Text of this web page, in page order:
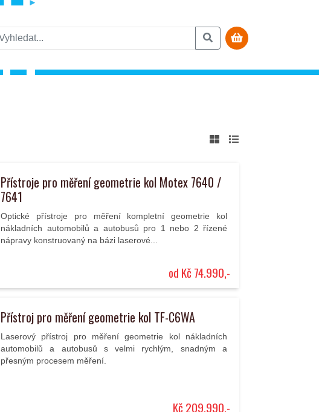
Přístroje pro měření geometrie kol Motex 7640 /
7641
Optické přístroje pro měření kompletní geometrie kol
nákladních automobilů a autobusů pro 1 nebo 2 řízené
nápravy konstruovaný na bázi laserové...
od Kč 74.990,-
Přístroj pro měření geometrie kol TF-C6WA
Laserový přístroj pro měření geometrie kol nákladních
automobilů a autobusů s velmi rychlým, snadným a
přesným procesem měření.
Kč 209.990,-